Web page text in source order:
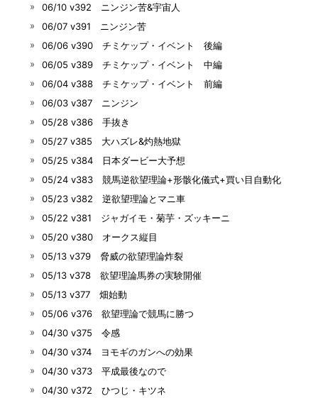
06/10 v392 ニンジン苦&宇宙人
06/07 v391 ニンジン苦
06/06 v390 チミケップ・イベント 後編
06/05 v389 チミケップ・イベント 中編
06/04 v388 チミケップ・イベント 前編
06/03 v387 ニンジン
05/28 v386 手抜き
05/27 v385 大ハズレ&灼熱地獄
05/25 v384 日本ダービー大予想
05/24 v383 競馬逆欲望理論+形骸化儀式+買い目自動化
05/23 v382 逆欲望理論とマニ車
05/22 v381 ジャガイモ・菊芋・ズッキーニ
05/20 v380 オークス縦目
05/13 v379 脅威の欲望理論炸裂
05/13 v378 欲望理論馬券の実験開催
05/13 v377 畑始動
05/06 v376 欲望理論で競馬に勝つ
04/30 v375 令感
04/30 v374 ヨモギのガンへの効果
04/30 v373 平成最後なので
04/30 v372 ひつじ・キツネ